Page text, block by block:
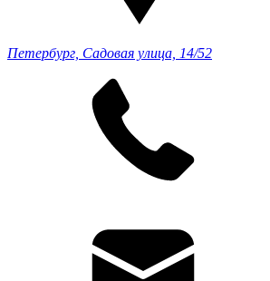
Петербург, Садовая улица, 14/52